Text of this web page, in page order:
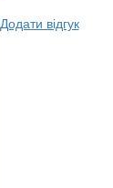
Додати відгук